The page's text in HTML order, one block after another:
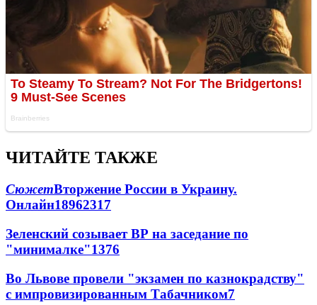
ЧИТАЙТЕ ТАКЖЕ
СюжетВторжение России в Украину.
Онлайн18962317
Зеленский созывает ВР на заседание по
"минималке"1376
Во Львове провели "экзамен по казнокрадству"
с импровизированным Табачником7